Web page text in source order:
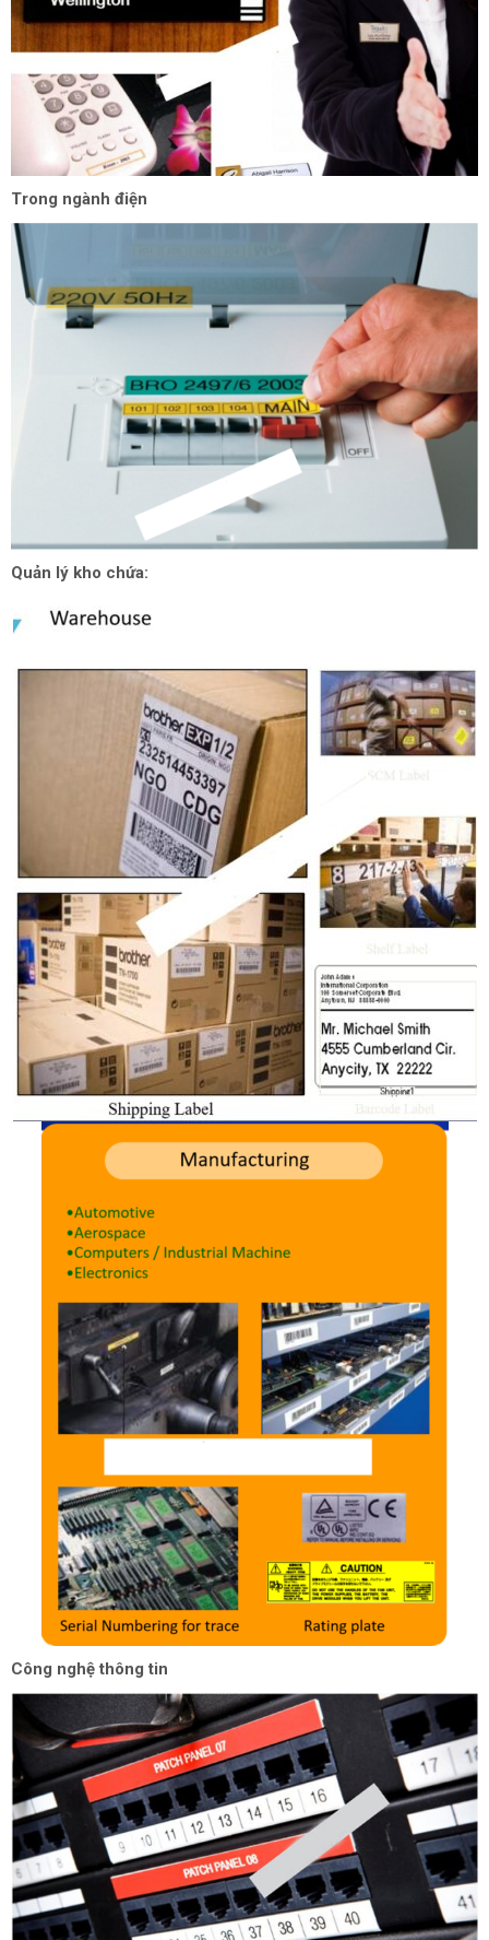
Trong ngành điện
Quản lý kho chứa:
Công nghệ thông tin